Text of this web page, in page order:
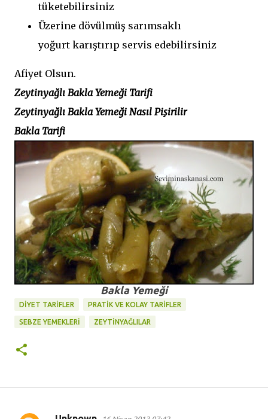
tüketebilirsiniz
Üzerine dövülmüş sarımsaklı
yoğurt karıştırıp servis edebilirsiniz
Afiyet Olsun.
Zeytinyağlı Bakla Yemeği Tarifi
Zeytinyağlı Bakla Yemeği Nasıl Pişirilir
Bakla Tarifi
Bakla Yemeği
DİYET TARİFLER PRATİK VE KOLAY TARİFLER
SEBZE YEMEKLERİ ZEYTINYAĞLILAR